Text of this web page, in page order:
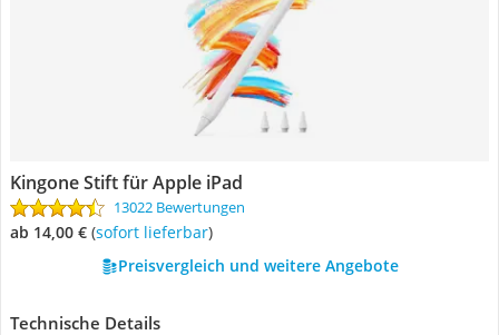
Kingone Stift für Apple iPad
13022 Bewertungen
ab 14,00 € ( Sofort lieferbar)
Preisvergleich und weitere Angebote
Technische Details